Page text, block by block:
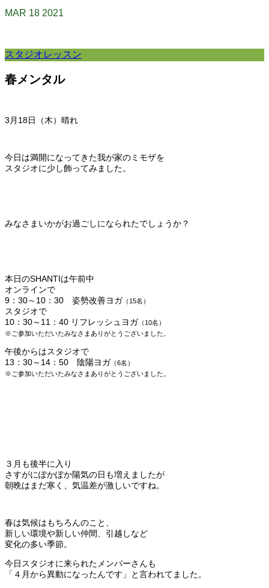
MAR 18 2021
スタジオレッスン
春メンタル
3月18日（木）晴れ
今日は満開になってきた我が家のミモザを
スタジオに少し飾ってみました。
みなさまいかがお過ごしになられたでしょうか？
本日のSHANTIは午前中
オンラインで
9：30～10：30 姿勢改善ヨガ （15名）
スタジオで
10：30～11：40 リフレッシュヨガ （10名）
※ご参加いただいたみなさまありがとうございました。
午後からはスタジオで
13：30～14：50 陰陽ヨガ （6名）
※ご参加いただいたみなさまありがとうございました。
３月も後半に入り
さすがにぽかぽか陽気の日も増えましたが
朝晩はまだ寒く、気温差が激しいですね。
春は気候はもちろんのこと、
新しい環境や新しい仲間、引越しなど
変化の多い季節。
今日スタジオに来られたメンバーさんも
「４月から異動になったんです」と言われてました。